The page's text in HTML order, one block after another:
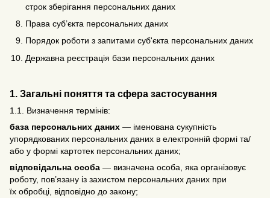
строк зберігання персональних даних
Права суб’єкта персональних даних
Порядок роботи з запитами суб'єкта персональних даних
Державна реєстрація бази персональних даних
1. Загальні поняття та сфера застосування
1.1. Визначення термінів:
база персональних даних — іменована сукупність
упорядкованих персональних даних в електронній формі та/
або у формі картотек персональних даних;
відповідальна особа — визначена особа, яка організовує
роботу, пов’язану із захистом персональних даних при
їх обробці, відповідно до закону;